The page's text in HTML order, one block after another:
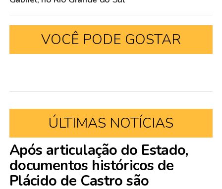
VOCÊ PODE GOSTAR
ÚLTIMAS NOTÍCIAS
Após articulação do Estado,
documentos históricos de
Plácido de Castro são